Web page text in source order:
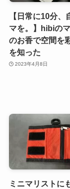
【日常に10分、
マを。】hibiの
のお香で空間を
を知った
2023年4月8日
ミニマリストに